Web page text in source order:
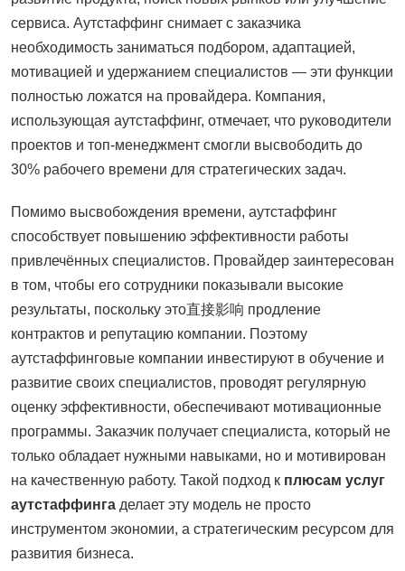
сервиса. Аутстаффинг снимает с заказчика
необходимость заниматься подбором, адаптацией,
мотивацией и удержанием специалистов — эти функции
полностью ложатся на провайдера. Компания,
использующая аутстаффинг, отмечает, что руководители
проектов и топ-менеджмент смогли высвободить до
30% рабочего времени для стратегических задач.
Помимо высвобождения времени, аутстаффинг
способствует повышению эффективности работы
привлечённых специалистов. Провайдер заинтересован
в том, чтобы его сотрудники показывали высокие
результаты, поскольку это直接影响 продление
контрактов и репутацию компании. Поэтому
аутстаффинговые компании инвестируют в обучение и
развитие своих специалистов, проводят регулярную
оценку эффективности, обеспечивают мотивационные
программы. Заказчик получает специалиста, который не
только обладает нужными навыками, но и мотивирован
на качественную работу. Такой подход к плюсам услуг
аутстаффинга делает эту модель не просто
инструментом экономии, а стратегическим ресурсом для
развития бизнеса.